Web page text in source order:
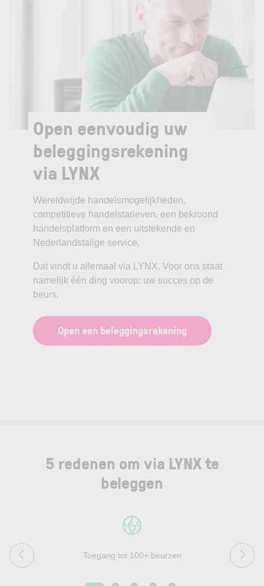
Open eenvoudig uw
beleggingsrekening
via LYNX
Wereldwijde handelsmogelijkheden,
competitieve handelstarieven, een bekroond
handelsplatform en een uitstekende en
Nederlandstalige service.
Dat vindt u allemaal via LYNX. Voor ons staat
namelijk één ding voorop: uw succes op de
beurs.
Open een beleggingsrekening
5 redenen om via LYNX te
beleggen
Toegang tot 100+ beurzen